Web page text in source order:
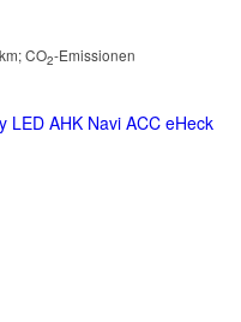
;CO2-Emissionen